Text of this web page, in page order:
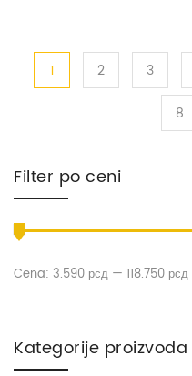
1 2 3
8
Filter po ceni
Cena: 3.590 рсд — 118.750 рсд
Kategorije proizvoda